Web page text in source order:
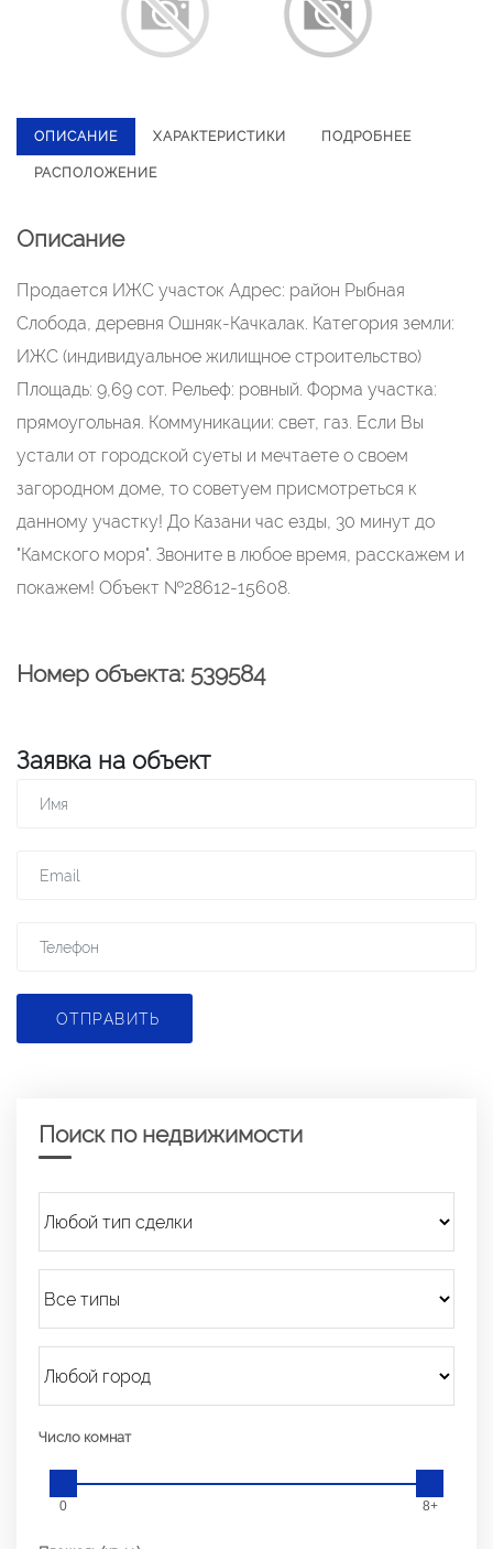
ОПИСАНИЕ ХАРАКТЕРИСТИКИ ПОДРОБНЕЕ
РАСПОЛОЖЕНИЕ
Описание
Продается ИЖС участок Адрес: район Рыбная
Слобода, деревня Ошняк-Качкалак. Категория земли:
ИЖС (индивидуальное жилищное строительство)
Площадь: 9,69 сот. Рельеф: ровный. Форма участка:
прямоугольная. Коммуникации: свет, газ. Если Вы
устали от городской суеты и мечтаете о своем
загородном доме, то советуем присмотреться к
данному участку! До Казани час езды, 30 минут до
"Камского моря". Звоните в любое время, расскажем и
покажем! Объект №28612-15608.
Номер объекта: 539584
Заявка на объект
ОТПРАВИТЬ
Поиск по недвижимости
Число комнат
0 8+